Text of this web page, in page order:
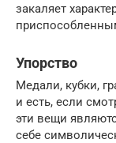
закаляет
Упорство
Медали, кубки,
и есть, если
эти вещи
себе